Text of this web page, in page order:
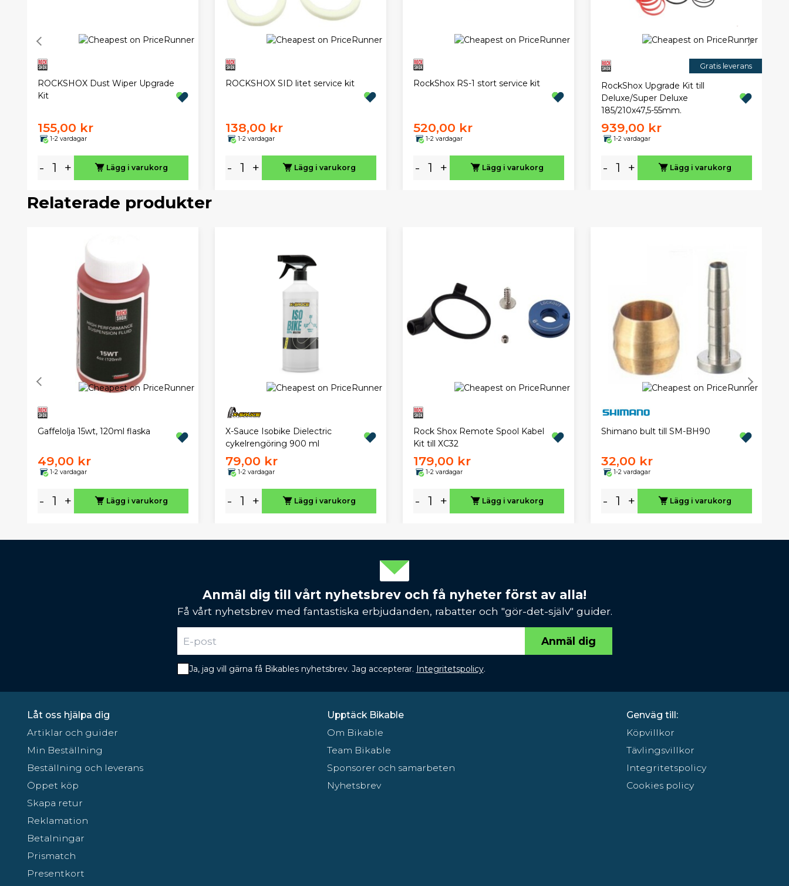
ROCKSHOX Dust Wiper Upgrade
Kit
155,00 kr
1-2 vardagar
- + Lägg i varukorg
ROCKSHOX SID litet service kit
138,00 kr
1-2 vardagar
- + Lägg i varukorg
RockShox RS-1 stort service kit
520,00 kr
1-2 vardagar
- + Lägg i varukorg
Gratis leverans
RockShox Upgrade Kit till
Deluxe/Super Deluxe
185/210x47,5-55mm.
939,00 kr
1-2 vardagar
- + Lägg i varukorg
Relaterade produkter
Gaffelolja 15wt, 120ml flaska
49,00 kr
1-2 vardagar
- + Lägg i varukorg
X-Sauce Isobike Dielectric
cykelrengöring 900 ml
79,00 kr
1-2 vardagar
- + Lägg i varukorg
Rock Shox Remote Spool Kabel
Kit till XC32
179,00 kr
1-2 vardagar
- + Lägg i varukorg
Shimano bult till SM-BH90
32,00 kr
1-2 vardagar
- + Lägg i varukorg
Anmäl dig till vårt nyhetsbrev och få nyheter först av alla!
Få vårt nyhetsbrev med fantastiska erbjudanden, rabatter och "gör-det-själv" guider.
Anmäl dig
Ja, jag vill gärna få Bikables nyhetsbrev. Jag accepterar. Integritetspolicy.
Låt oss hjälpa dig
Artiklar och guider
Min Beställning
Beställning och leverans
Öppet köp
Skapa retur
Reklamation
Betalningar
Prismatch
Presentkort
Upptäck Bikable
Om Bikable
Team Bikable
Sponsorer och samarbeten
Nyhetsbrev
Genväg till:
Köpvillkor
Tävlingsvillkor
Integritetspolicy
Cookies policy